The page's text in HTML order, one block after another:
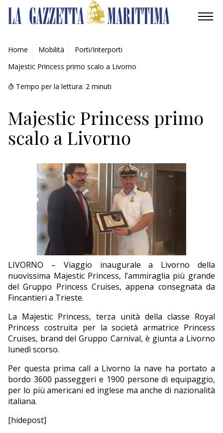
AMBIENTE
MOBILITÀ
INDUSTRIA
RICERCA
ECONOMIA
TURISMO
CULTURA
NAUTICA
EDITORIALI
Home Mobilità
Porti/Interporti
Majestic Princess primo scalo a Livorno
Tempo per la lettura: 2 minuti
Majestic Princess primo
scalo a Livorno
LIVORNO – Viaggio inaugurale a Livorno della
nuovissima Majestic Princess, l’ammiraglia più grande
del Gruppo Princess Cruises, appena consegnata da
Fincantieri a Trieste.
La Majestic Princess, terza unità della classe Royal
Princess costruita per la società armatrice Princess
Cruises, brand del Gruppo Carnival, è giunta a Livorno
lunedì scorso.
Per questa prima call a Livorno la nave ha portato a
bordo 3600 passeggeri e 1900 persone di equipaggio,
per lo più americani ed inglese ma anche di nazionalità
italiana.
[hidepost]